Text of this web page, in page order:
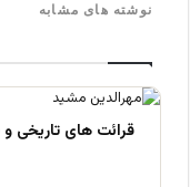
نوشته های مشابه